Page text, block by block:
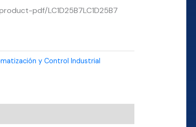
pdf/LC1D25B7LC1D25B7
y Control Industrial